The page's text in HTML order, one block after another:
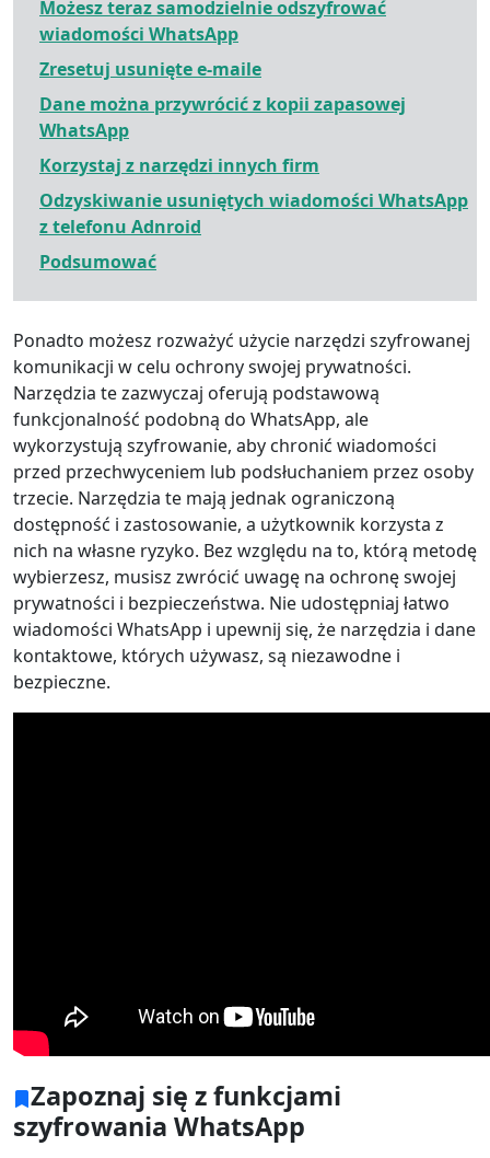
Możesz teraz samodzielnie odszyfrować
wiadomości WhatsApp
Zresetuj usunięte e-maile
Dane można przywrócić z kopii zapasowej
WhatsApp
Korzystaj z narzędzi innych firm
Odzyskiwanie usuniętych wiadomości WhatsApp
z telefonu Adnroid
Podsumować
Ponadto możesz rozważyć użycie narzędzi szyfrowanej
komunikacji w celu ochrony swojej prywatności.
Narzędzia te zazwyczaj oferują podstawową
funkcjonalność podobną do WhatsApp, ale
wykorzystują szyfrowanie, aby chronić wiadomości
przed przechwyceniem lub podsłuchaniem przez osoby
trzecie. Narzędzia te mają jednak ograniczoną
dostępność i zastosowanie, a użytkownik korzysta z
nich na własne ryzyko. Bez względu na to, którą metodę
wybierzesz, musisz zwrócić uwagę na ochronę swojej
prywatności i bezpieczeństwa. Nie udostępniaj łatwo
wiadomości WhatsApp i upewnij się, że narzędzia i dane
kontaktowe, których używasz, są niezawodne i
bezpieczne.
Zapoznaj się z funkcjami
szyfrowania WhatsApp